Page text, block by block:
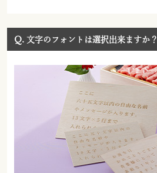
Q. 文字のフォントは選択出来ますか？